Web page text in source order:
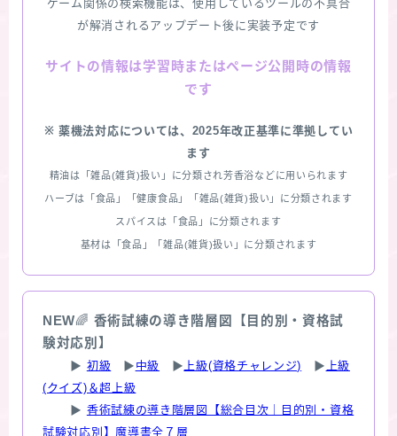
ゲーム関係の検索機能は、使用しているツールの不具合
が解消されるアップデート後に実装予定です
サイトの情報は学習時またはページ公開時の情報
です
※ 薬機法対応については、2025年改正基準に準拠してい
ます
精油は「雑品(雑貨)扱い」に分類され芳香浴などに用いられます
ハーブは「食品」「健康食品」「雑品(雑貨)扱い」に分類されます
スパイスは「食品」に分類されます
基材は「食品」「雑品(雑貨)扱い」に分類されます
NEW🌈 香術試練の導き階層図【目的別・資格試
験対応別】
▶ 初級 ▶ 中級 ▶ 上級(資格チャレンジ) ▶ 上級
(クイズ)＆超上級
▶ 香術試練の導き階層図【総合目次｜目的別・資格
試験対応別】魔導書全７層